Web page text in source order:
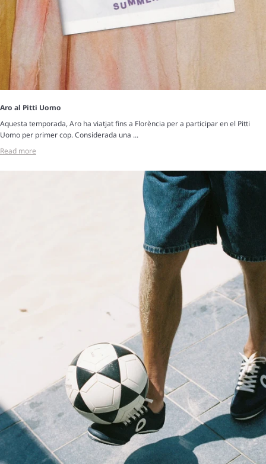
Aro al Pitti Uomo
Aquesta temporada, Aro ha viatjat fins a Florència per a participar en el Pitti
Uomo per primer cop. Considerada una ...
Read more